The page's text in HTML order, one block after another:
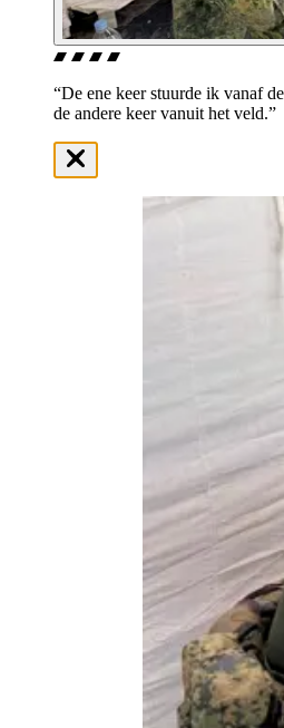
“De ene keer stuurde ik vanaf
de andere keer vanuit het veld.”